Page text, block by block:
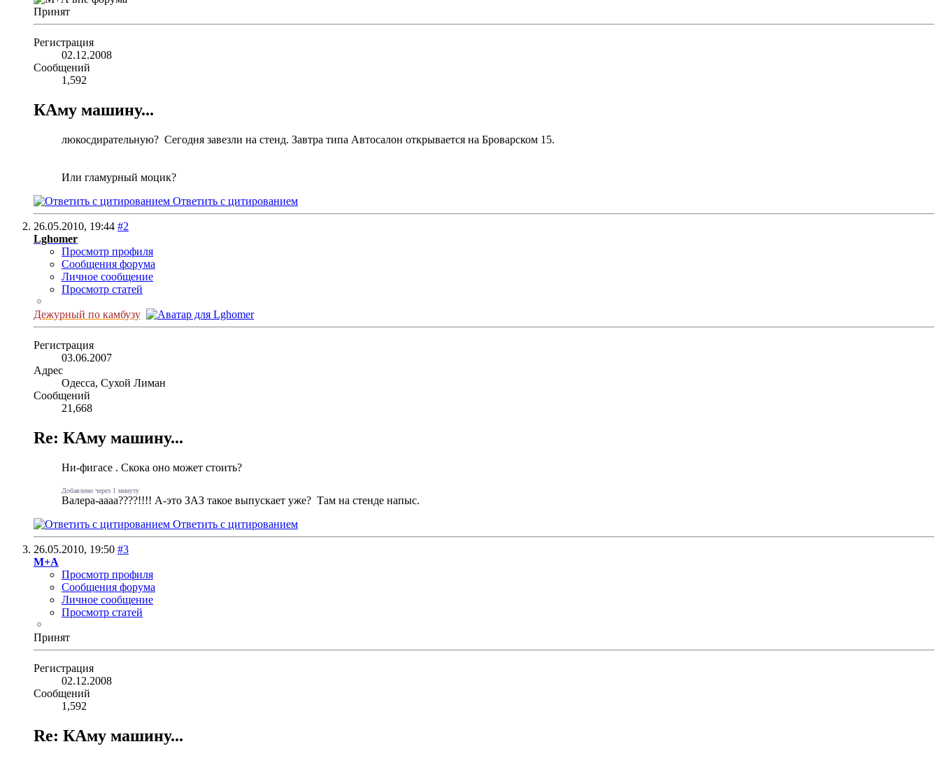
Принят
Регистрация
02.12.2008
Сообщений
1,592
КАму машину...
люкосдирательную? Сегодня завезли на стенд. Завтра типа Автосалон открывается на Броварском 15.
Или гламурный моцик?
Ответить с цитированием
26.05.2010, 19:44 #2
Lghomer
Просмотр профиля
Сообщения форума
Личное сообщение
Просмотр статей
Дежурный по камбузу
Регистрация
03.06.2007
Адрес
Одесса, Сухой Лиман
Сообщений
21,668
Re: КАму машину...
Ни-фигасе . Скока оно может стоить?
Добавлено через 1 минуту
Валера-аааа????!!!! А-это ЗАЗ такое выпускает уже? Там на стенде напыс.
Ответить с цитированием
26.05.2010, 19:50 #3
М+А
Просмотр профиля
Сообщения форума
Личное сообщение
Просмотр статей
Принят
Регистрация
02.12.2008
Сообщений
1,592
Re: КАму машину...